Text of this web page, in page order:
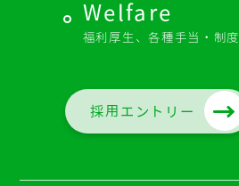
Welfare
福利厚生、各種手当・制度
採用エントリー